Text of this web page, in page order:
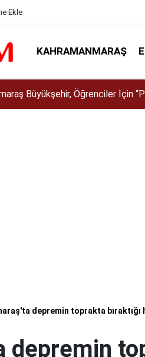
Ekle
KAHRAMANMARAŞ
İklim Dirençli Tarım İçin
depremin toprakta bıraktığı
depremin